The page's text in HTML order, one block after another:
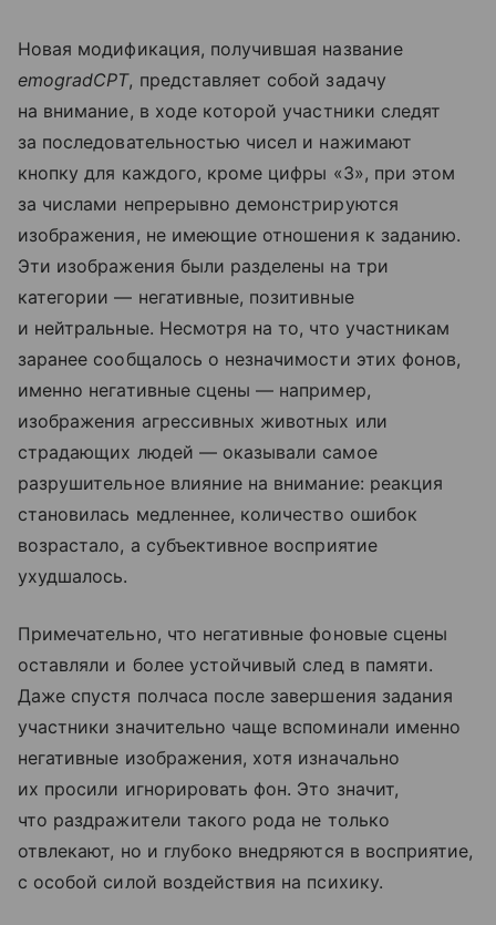
Новая модификация, получившая название
emogradCPT, представляет собой задачу
на внимание, в ходе которой участники следят
за последовательностью чисел и нажимают
кнопку для каждого, кроме цифры «3», при этом
за числами непрерывно демонстрируются
изображения, не имеющие отношения к заданию.
Эти изображения были разделены на три
категории — негативные, позитивные
и нейтральные. Несмотря на то, что участникам
заранее сообщалось о незначимости этих фонов,
именно негативные сцены — например,
изображения агрессивных животных или
страдающих людей — оказывали самое
разрушительное влияние на внимание: реакция
становилась медленнее, количество ошибок
возрастало, а субъективное восприятие
ухудшалось.
Примечательно, что негативные фоновые сцены
оставляли и более устойчивый след в памяти.
Даже спустя полчаса после завершения задания
участники значительно чаще вспоминали именно
негативные изображения, хотя изначально
их просили игнорировать фон. Это значит,
что раздражители такого рода не только
отвлекают, но и глубоко внедряются в восприятие,
с особой силой воздействия на психику.